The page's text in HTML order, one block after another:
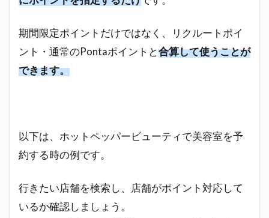
期間限定ポイントだけではなく、リクルートポイ
ント・通常のPontaポイントと合算して使うことが
できます。
以下は、ホットペッパービューティで美容室を予
約する時の例です。
行きたい店舗を検索し、店舗がポイント対応して
いるか確認しましょう。